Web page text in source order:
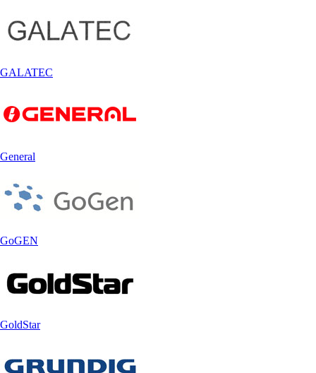
GALATEC
General
GoGEN
GoldStar